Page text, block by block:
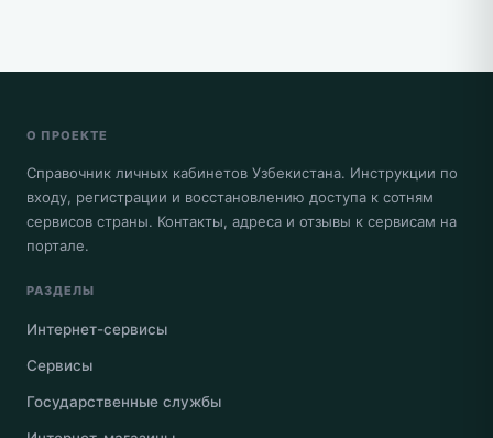
О ПРОЕКТЕ
Справочник личных кабинетов Узбекистана. Инструкции по
входу, регистрации и восстановлению доступа к сотням
сервисов страны. Контакты, адреса и отзывы к сервисам на
портале.
РАЗДЕЛЫ
Интернет-сервисы
Сервисы
Государственные службы